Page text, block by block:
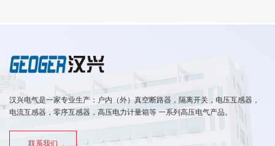
汉兴电气是一家专业生产：户内（外）真空断路器，隔离开关，电压互感器，
电流互感器，零序互感器，高压电力计量箱等 一系列高压电气产品。
联系我们